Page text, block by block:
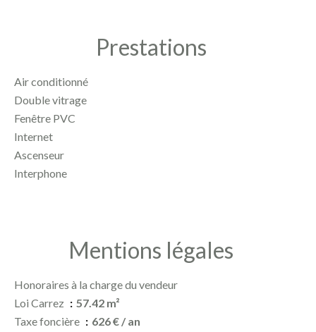
Prestations
Air conditionné
Double vitrage
Fenêtre PVC
Internet
Ascenseur
Interphone
Mentions légales
Honoraires à la charge du vendeur
Loi Carrez
57.42 m²
Taxe foncière
626 € / an